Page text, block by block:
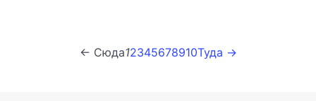
← Сюда12345678910Туда →